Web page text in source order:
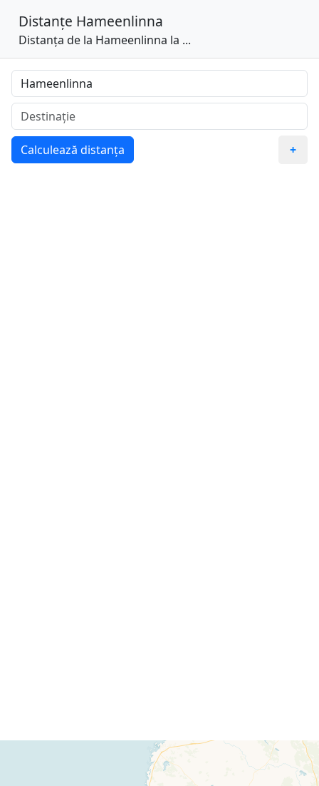
Distanțe Hameenlinna
Distanța de la Hameenlinna la ...
Calculează distanța +